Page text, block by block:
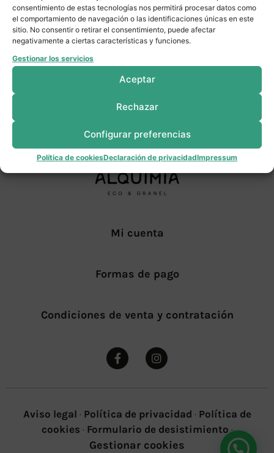
consentimiento de estas tecnologías nos permitirá procesar datos como
el comportamiento de navegación o las identificaciones únicas en este
sitio. No consentir o retirar el consentimiento, puede afectar
negativamente a ciertas características y funciones.
Gestionar los servicios
Aceptar
Rechazar
Configurar preferencias
Política de cookiesDeclaración de privacidadImpressum
nutritivos que ofrecen una amplia gama de beneficios
para la salud. 10 beneficios al incorporar legumbres en
tu dieta 1. Alto contenido en proteínas Las legumbres
son una excelente fuente de proteínas vegetales, lo que
Mi cuenta
Formas de pago
Condiciones de venta y contratación
Aviso legal · Política de privacidad · Política de
cookies · Formulario de desistimiento ·
Gestionar cookies